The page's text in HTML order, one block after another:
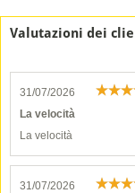
Valutazioni dei
31/07/2026
La velocità
La velocità
31/07/2026